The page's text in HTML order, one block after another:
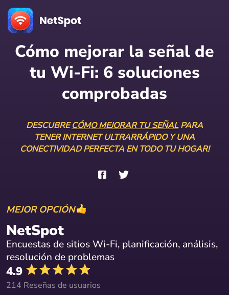
Cómo mejorar la señal de
tu Wi-Fi: 6 soluciones
comprobadas
DESCUBRECÓMO MEJORAR TU SEÑALPARA
TENER INTERNET ULTRARRÁPIDO Y UNA
CONECTIVIDAD PERFECTA EN TODO TU HOGAR!
MEJOR OPCIÓN
NetSpot
Encuestas de sitios Wi-Fi, planificación, análisis,
resolución de problemas
4.9
214 Reseñas de usuarios